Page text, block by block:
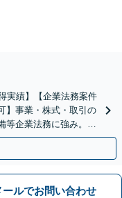
実績】【企業法務案件
】事業・株式・取引の
等企業法務に強み。株
く対応！
ールでお問い合わせ